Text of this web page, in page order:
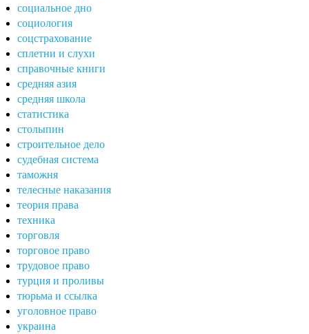
социальное дно
социология
соцстрахование
сплетни и слухи
справочные книги
средняя азия
средняя школа
статистика
столыпин
строительное дело
судебная система
таможня
телесные наказания
теория права
техника
торговля
торговое право
трудовое право
турция и проливы
тюрьма и ссылка
уголовное право
украина